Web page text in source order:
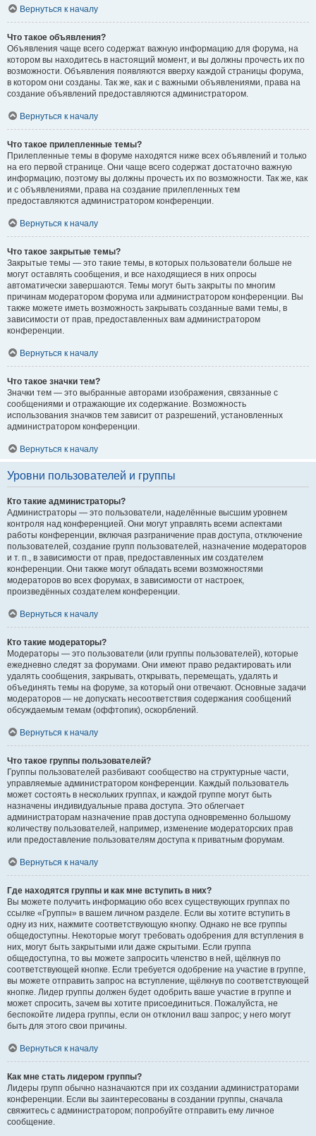
Вернуться к началу
Что такое объявления?
Объявления чаще всего содержат важную информацию для форума, на
котором вы находитесь в настоящий момент, и вы должны прочесть их по
возможности. Объявления появляются вверху каждой страницы форума,
в котором они созданы. Так же, как и с важными объявлениями, права на
создание объявлений предоставляются администратором.
Вернуться к началу
Что такое прилепленные темы?
Прилепленные темы в форуме находятся ниже всех объявлений и только
на его первой странице. Они чаще всего содержат достаточно важную
информацию, поэтому вы должны прочесть их по возможности. Так же, как
и с объявлениями, права на создание прилепленных тем
предоставляются администратором конференции.
Вернуться к началу
Что такое закрытые темы?
Закрытые темы — это такие темы, в которых пользователи больше не
могут оставлять сообщения, и все находящиеся в них опросы
автоматически завершаются. Темы могут быть закрыты по многим
причинам модератором форума или администратором конференции. Вы
также можете иметь возможность закрывать созданные вами темы, в
зависимости от прав, предоставленных вам администратором
конференции.
Вернуться к началу
Что такое значки тем?
Значки тем — это выбранные авторами изображения, связанные с
сообщениями и отражающие их содержание. Возможность
использования значков тем зависит от разрешений, установленных
администратором конференции.
Вернуться к началу
Уровни пользователей и группы
Кто такие администраторы?
Администраторы — это пользователи, наделённые высшим уровнем
контроля над конференцией. Они могут управлять всеми аспектами
работы конференции, включая разграничение прав доступа, отключение
пользователей, создание групп пользователей, назначение модераторов
и т. п., в зависимости от прав, предоставленных им создателем
конференции. Они также могут обладать всеми возможностями
модераторов во всех форумах, в зависимости от настроек,
произведённых создателем конференции.
Вернуться к началу
Кто такие модераторы?
Модераторы — это пользователи (или группы пользователей), которые
ежедневно следят за форумами. Они имеют право редактировать или
удалять сообщения, закрывать, открывать, перемещать, удалять и
объединять темы на форуме, за который они отвечают. Основные задачи
модераторов — не допускать несоответствия содержания сообщений
обсуждаемым темам (оффтопик), оскорблений.
Вернуться к началу
Что такое группы пользователей?
Группы пользователей разбивают сообщество на структурные части,
управляемые администратором конференции. Каждый пользователь
может состоять в нескольких группах, и каждой группе могут быть
назначены индивидуальные права доступа. Это облегчает
администраторам назначение прав доступа одновременно большому
количеству пользователей, например, изменение модераторских прав
или предоставление пользователям доступа к приватным форумам.
Вернуться к началу
Где находятся группы и как мне вступить в них?
Вы можете получить информацию обо всех существующих группах по
ссылке «Группы» в вашем личном разделе. Если вы хотите вступить в
одну из них, нажмите соответствующую кнопку. Однако не все группы
общедоступны. Некоторые могут требовать одобрения для вступления в
них, могут быть закрытыми или даже скрытыми. Если группа
общедоступна, то вы можете запросить членство в ней, щёлкнув по
соответствующей кнопке. Если требуется одобрение на участие в группе,
вы можете отправить запрос на вступление, щёлкнув по соответствующей
кнопке. Лидер группы должен будет одобрить ваше участие в группе и
может спросить, зачем вы хотите присоединиться. Пожалуйста, не
беспокойте лидера группы, если он отклонил ваш запрос; у него могут
быть для этого свои причины.
Вернуться к началу
Как мне стать лидером группы?
Лидеры групп обычно назначаются при их создании администраторами
конференции. Если вы заинтересованы в создании группы, сначала
свяжитесь с администратором; попробуйте отправить ему личное
сообщение.